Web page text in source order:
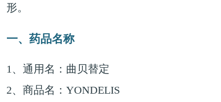
形。
一、药品名称
1、通用名：曲贝替定
2、商品名：YONDELIS